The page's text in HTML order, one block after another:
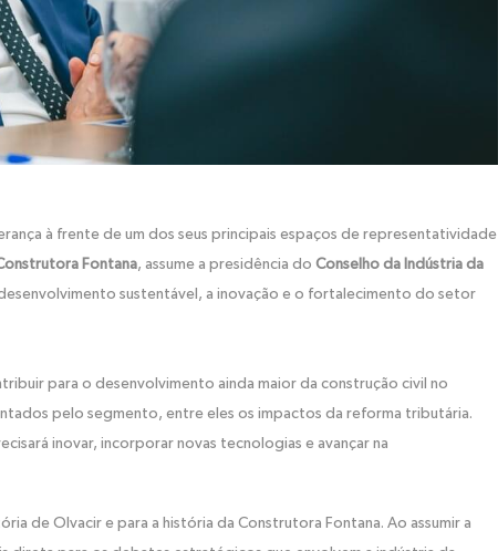
à frente de um dos seus principais espaços de representatividade
Fontana, assume a presidência do Conselho da Indústria da
sustentável, a inovação e o fortalecimento do setor
para o desenvolvimento ainda maior da construção civil no
pelo segmento, entre eles os impactos da reforma tributária.
inovar, incorporar novas tecnologias e avançar na
de Olvacir e para a história da Construtora Fontana. Ao assumir a